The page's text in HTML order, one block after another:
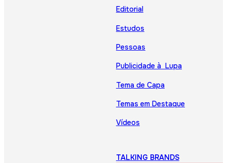
Editorial
Estudos
Pessoas
Publicidade à Lupa
Tema de Capa
Temas em Destaque
Vídeos
TALKING BRANDS